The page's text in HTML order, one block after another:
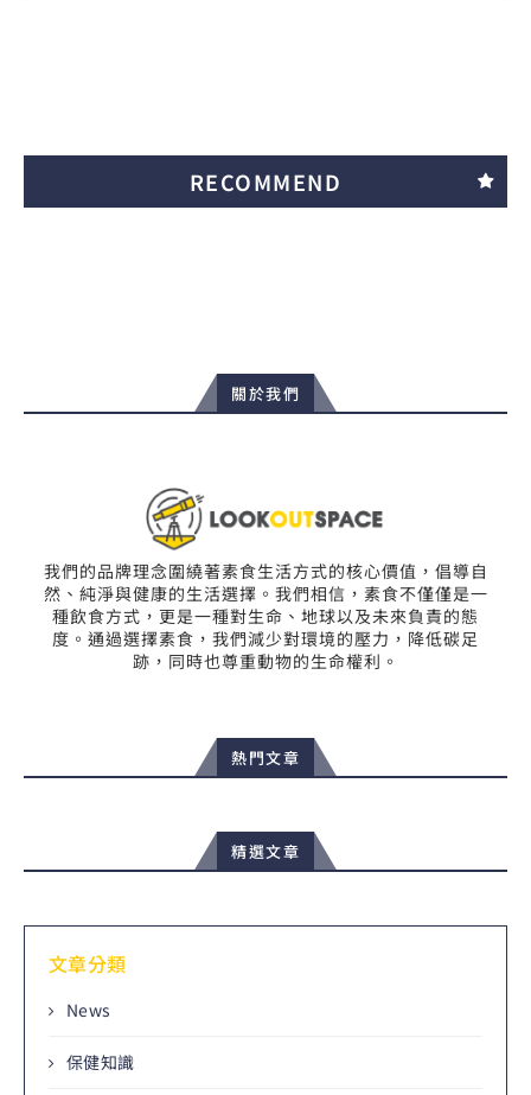
RECOMMEND
關於我們
我們的品牌理念圍繞著素食生活方式的核心價值，倡導自
然、純淨與健康的生活選擇。我們相信，素食不僅僅是一
種飲食方式，更是一種對生命、地球以及未來負責的態
度。通過選擇素食，我們減少對環境的壓力，降低碳足
跡，同時也尊重動物的生命權利。
熱門文章
精選文章
文章分類
News
保健知識